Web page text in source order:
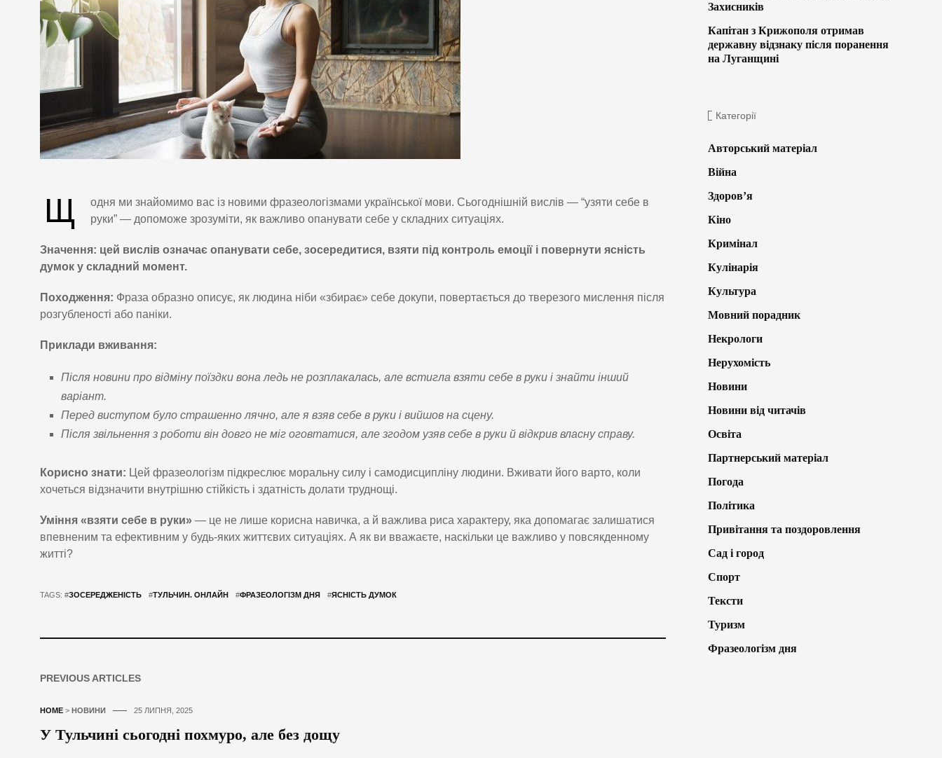
Щ
одня ми знайомимо вас із новими фразеологізмами української мови. Сьогоднішній вислів — “узяти себе в
руки” — допоможе зрозуміти, як важливо опанувати себе у складних ситуаціях.
Значення: цей вислів означає опанувати себе, зосередитися, взяти під контроль емоції і повернути ясність
думок у складний момент.
Походження: Фраза образно описує, як людина ніби «збирає» себе докупи, повертається до тверезого мислення після
розгубленості або паніки.
Приклади вживання:
Після новини про відміну поїздки вона ледь не розплакалась, але встигла взяти себе в руки і знайти інший
варіант.
Перед виступом було страшенно лячно, але я взяв себе в руки і вийшов на сцену.
Після звільнення з роботи він довго не міг оговтатися, але згодом узяв себе в руки й відкрив власну справу.
Корисно знати: Цей фразеологізм підкреслює моральну силу і самодисципліну людини. Вживати його варто, коли
хочеться відзначити внутрішню стійкість і здатність долати труднощі.
Уміння «взяти себе в руки» — це не лише корисна навичка, а й важлива риса характеру, яка допомагає залишатися
впевненим та ефективним у будь-яких життєвих ситуаціях. А як ви вважаєте, наскільки це важливо у повсякденному
житті?
TAGS: #ЗОСЕРЕДЖЕНІСТЬ #ТУЛЬЧИН. ОНЛАЙН #ФРАЗЕОЛОГІЗМ ДНЯ #ЯСНІСТЬ ДУМОК
PREVIOUS ARTICLES
HOME > НОВИНИ 25 ЛИПНЯ, 2025
У Тульчині сьогодні похмуро, але без дощу
Захисників
Капітан з Крижополя отримав
державну відзнаку після поранення
на Луганщині
Категорії
Авторський матеріал
Війна
Здоров’я
Кіно
Кримінал
Кулінарія
Культура
Мовний порадник
Некрологи
Нерухомість
Новини
Новини від читачів
Освіта
Партнерський матеріал
Погода
Політика
Привітання та поздоровлення
Сад і город
Спорт
Тексти
Туризм
Фразеологізм дня